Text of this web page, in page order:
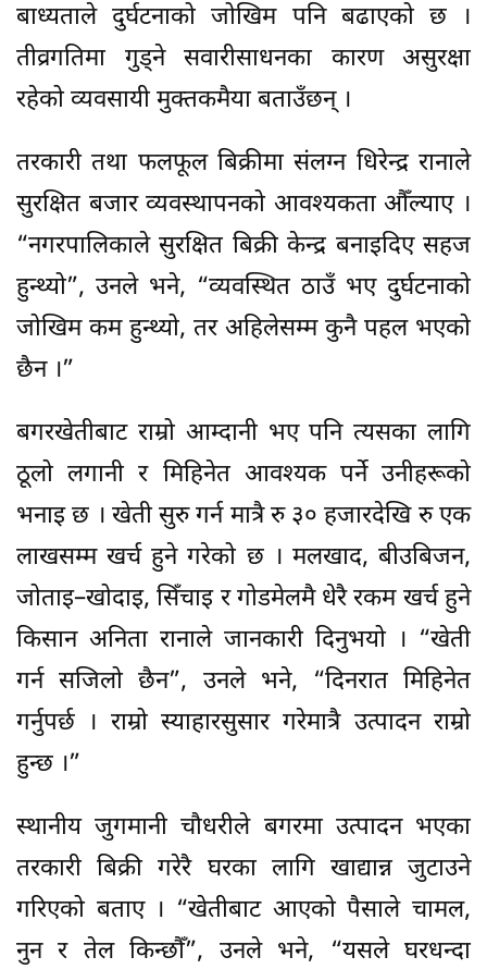
बाध्यताले दुर्घटनाको जोखिम पनि बढाएको छ ।
तीव्रगतिमा गुड्ने सवारीसाधनका कारण असुरक्षा
रहेको व्यवसायी मुक्तकमैया बताउँछन् ।
तरकारी तथा फलफूल बिक्रीमा संलग्न धिरेन्द्र रानाले
सुरक्षित बजार व्यवस्थापनको आवश्यकता औँल्याए ।
“नगरपालिकाले सुरक्षित बिक्री केन्द्र बनाइदिए सहज
हुन्थ्यो”, उनले भने, “व्यवस्थित ठाउँ भए दुर्घटनाको
जोखिम कम हुन्थ्यो, तर अहिलेसम्म कुनै पहल भएको
छैन ।”
बगरखेतीबाट राम्रो आम्दानी भए पनि त्यसका लागि
ठूलो लगानी र मिहिनेत आवश्यक पर्ने उनीहरूको
भनाइ छ । खेती सुरु गर्न मात्रै रु ३० हजारदेखि रु एक
लाखसम्म खर्च हुने गरेको छ । मलखाद, बीउबिजन,
जोताइ–खोदाइ, सिँचाइ र गोडमेलमै धेरै रकम खर्च हुने
किसान अनिता रानाले जानकारी दिनुभयो । “खेती
गर्न सजिलो छैन”, उनले भने, “दिनरात मिहिनेत
गर्नुपर्छ । राम्रो स्याहारसुसार गरेमात्रै उत्पादन राम्रो
हुन्छ ।”
स्थानीय जुगमानी चौधरीले बगरमा उत्पादन भएका
तरकारी बिक्री गरेरै घरका लागि खाद्यान्न जुटाउने
गरिएको बताए । “खेतीबाट आएको पैसाले चामल,
नुन र तेल किन्छौँ”, उनले भने, “यसले घरधन्दा